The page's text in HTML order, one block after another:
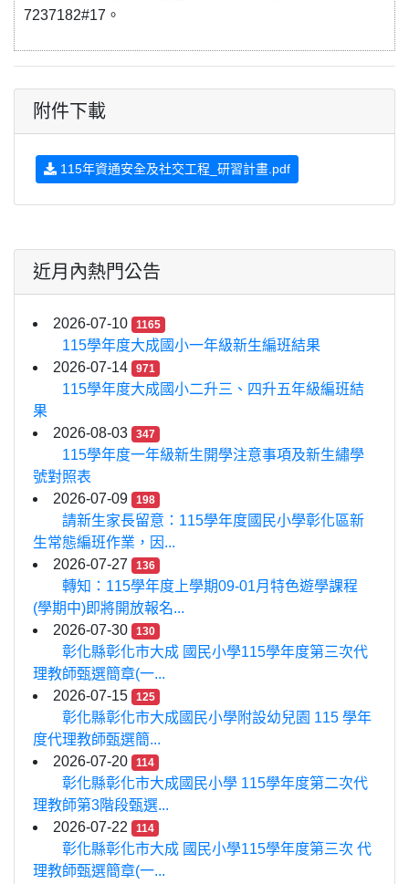
7237182#17。
附件下載
115年資通安全及社交工程_研習計畫.pdf
近月內熱門公告
2026-07-10 1165
115學年度大成國小一年級新生編班結果
2026-07-14
971
115學年度大成國小二升三、四升五年級編班結
果
2026-08-03
347
115學年度一年級新生開學注意事項及新生繡學
號對照表
2026-07-09
198
請新生家長留意：115學年度國民小學彰化區新
生常態編班作業，因...
2026-07-27
136
轉知：115學年度上學期09-01月特色遊學課程
(學期中)即將開放報名...
2026-07-30
130
彰化縣彰化市大成 國民小學115學年度第三次代
理教師甄選簡章(一...
2026-07-15
125
彰化縣彰化市大成國民小學附設幼兒園 115 學年
度代理教師甄選簡...
2026-07-20
114
彰化縣彰化市大成國民小學 115學年度第二次代
理教師第3階段甄選...
2026-07-22
114
彰化縣彰化市大成 國民小學115學年度第三次 代
理教師甄選簡章(一...